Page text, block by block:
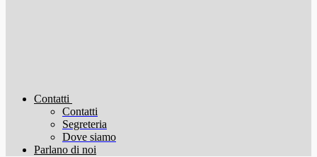
Contatti
Contatti
Segreteria
Dove siamo
Parlano di noi